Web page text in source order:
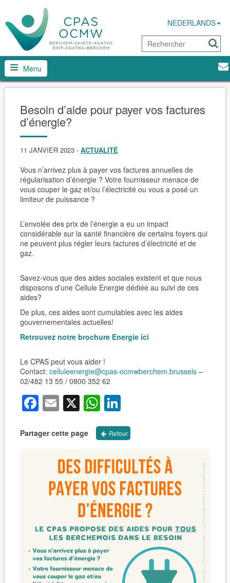
NEDERLANDS
Menu
Besoin d’aide pour payer vos factures
d’énergie?
11 JANVIER 2023 - ACTUALITÉ
Vous n’arrivez plus à payer vos factures annuelles de
régularisation d’énergie ? Votre fournisseur menace de
vous couper le gaz et/ou l’électricité ou vous a posé un
limiteur de puissance ?
L’envolée des prix de l’énergie a eu un impact
considérable sur la santé financière de certains foyers qui
ne peuvent plus régler leurs factures d’électricité et de
gaz.
Savez-vous que des aides sociales existent et que nous
disposons d’une Cellule Energie dédiée au suivi de ces
aides?
De plus, ces aides sont cumulables avec les aides
gouvernementales actuelles!
Retrouvez notre brochure Energie ici
Le CPAS peut vous aider !
Contact: celluleenergie@cpas-ocmwberchem.brussels–
02/482 13 55 / 0800 352 62
Facebook
Email
X WhatsApp
LinkedIn
Partager cette page Retour